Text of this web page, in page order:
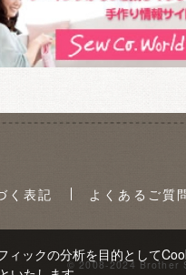
く表記 よくあるご質
© 2008-2024 Brother
ックの分析を目的として